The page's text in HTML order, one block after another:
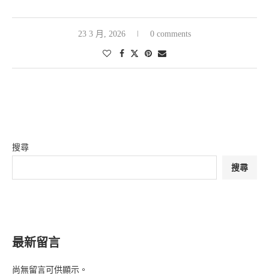
23 3 月, 2026 0 comments
搜尋
搜尋
最新留言
尚無留言可供顯示。